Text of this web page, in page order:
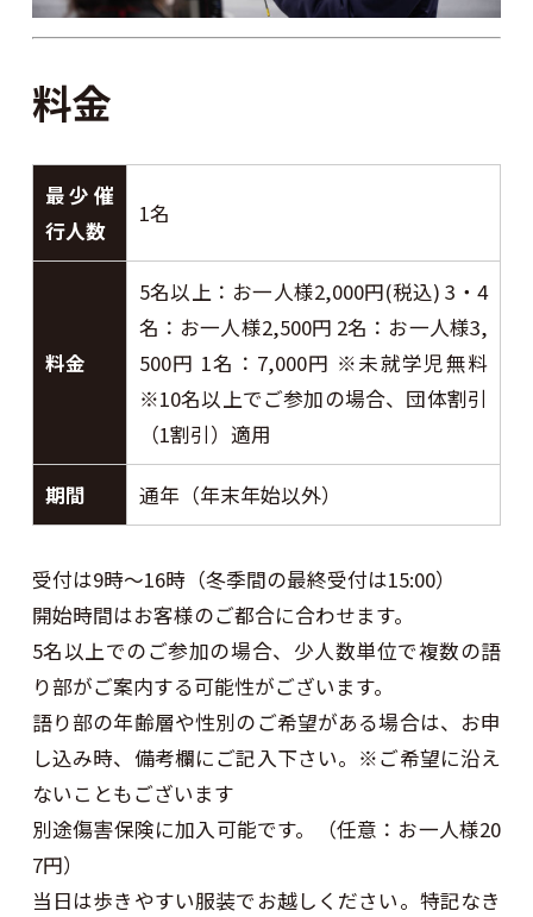
料金
最少催
行人数
1名
料金
5名以上：お一人様2,000円(税込) 3・4
名：お一人様2,500円 2名：お一人様3,
500円 1名：7,000円 ※未就学児無料
※10名以上でご参加の場合、団体割引
（1割引）適用
期間 通年（年末年始以外）
受付は9時～16時（冬季間の最終受付は15:00）
開始時間はお客様のご都合に合わせます。
5名以上でのご参加の場合、少人数単位で複数の語
り部がご案内する可能性がございます。
語り部の年齢層や性別のご希望がある場合は、お申
し込み時、備考欄にご記入下さい。※ご希望に沿え
ないこともございます
別途傷害保険に加入可能です。（任意：お一人様20
7円）
当日は歩きやすい服装でお越しください。特記なき